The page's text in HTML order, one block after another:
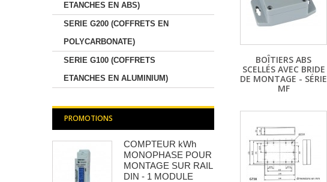
ETANCHES EN ABS)
SERIE G200 (COFFRETS EN
POLYCARBONATE)
SERIE G100 (COFFRETS
ETANCHES EN ALUMINIUM)
PROMOTIONS
COMPTEUR kWh
MONOPHASE POUR
MONTAGE SUR RAIL
DIN - 1 MODULE
BOÎTIERS ABS
SCELLÉS AVEC BRIDE
DE MONTAGE - SÉRIE
MF